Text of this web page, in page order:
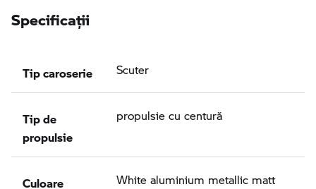
Specificaţii
Tip caroserie Scuter
Tip de
propulsie
propulsie cu centură
Culoare
White aluminium metallic matt